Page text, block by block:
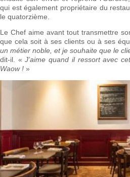
qui est également propriétaire du
le quatorzième.
Le Chef aime avant tout transmettre
que cela soit à ses clients ou à ses
un métier noble, et je souhaite que le
dit-il. «J’aime quand il ressort avec
Waow ! »